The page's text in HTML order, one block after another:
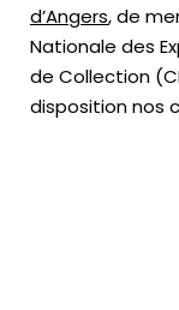
d’Angers, de
Nationale des
de Collection
disposition nos